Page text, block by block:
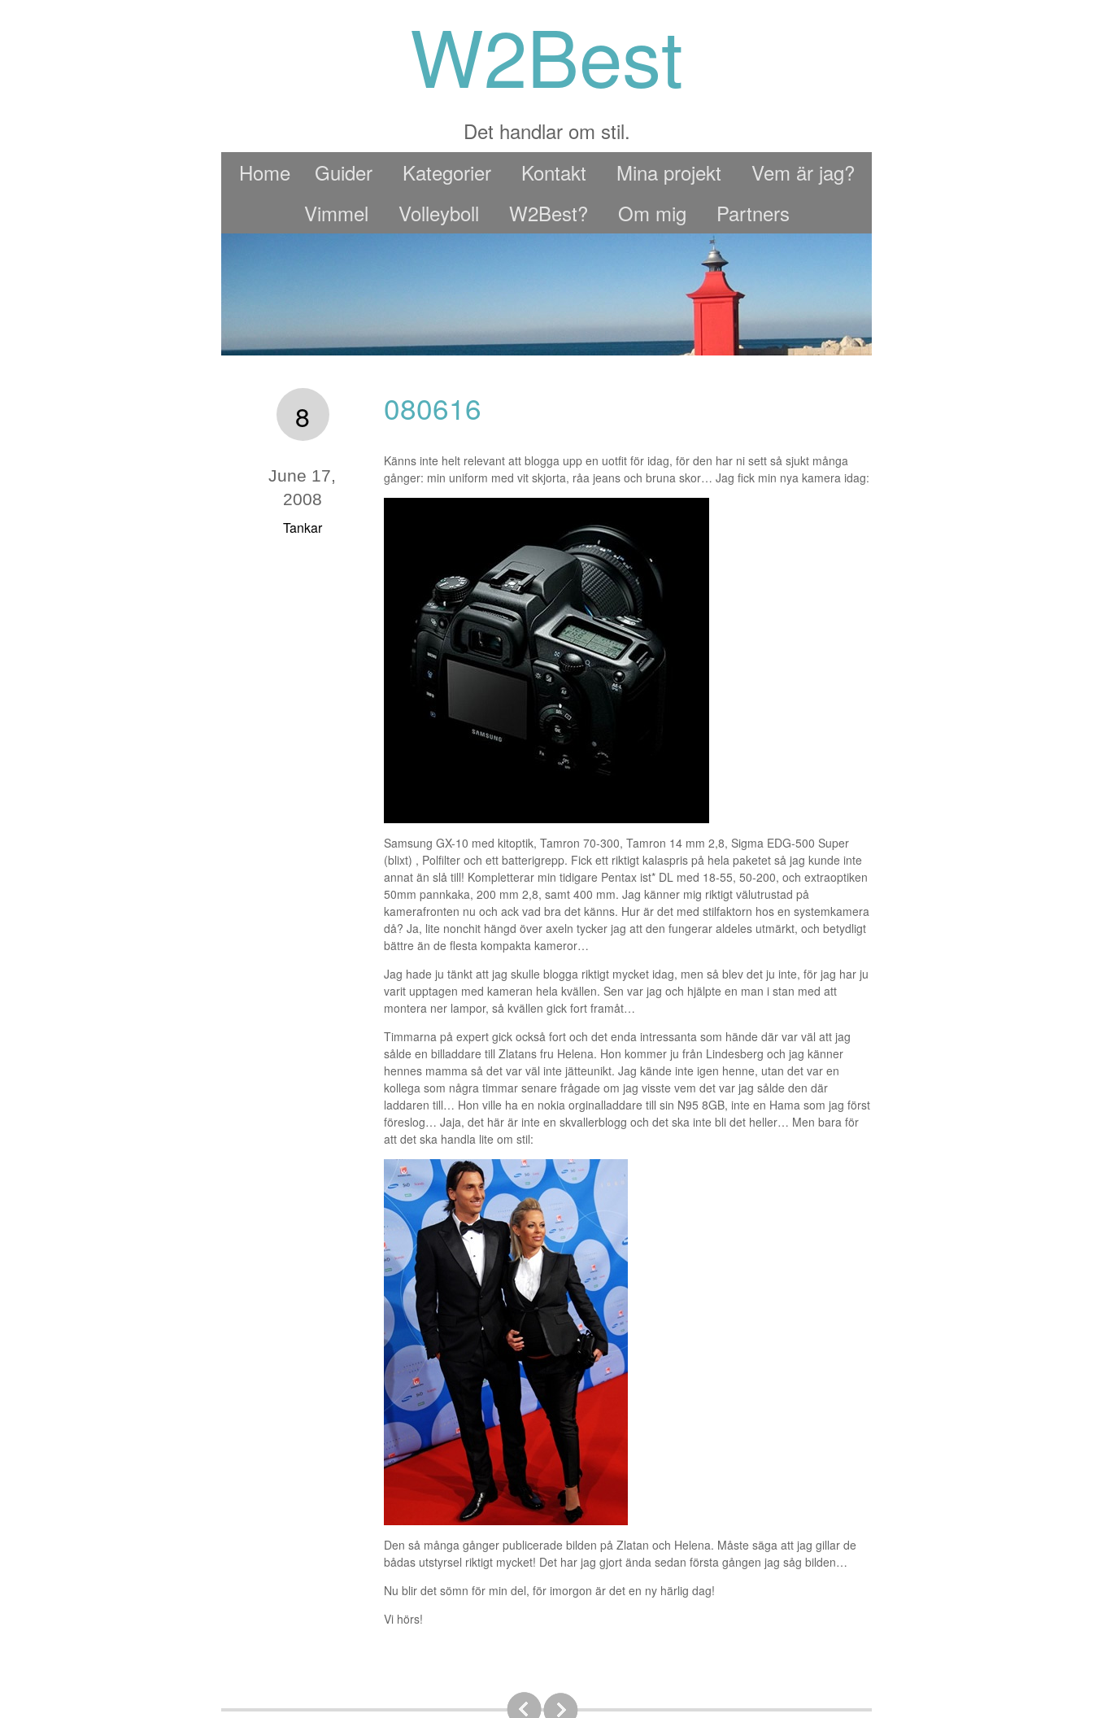
W2Best
Det handlar om stil.
Home
Guider Kategorier Kontakt Mina projekt
Vem är jag?
Vimmel
Volleyboll W2Best? Om mig Partners
8
June 17,
2008
Tankar
080616
Känns inte helt relevant att blogga upp en uotfit för idag, för den har ni sett så sjukt många
gånger: min uniform med vit skjorta, råa jeans och bruna skor… Jag fick min nya kamera idag:
Samsung GX-10 med kitoptik, Tamron 70-300, Tamron 14 mm 2,8, Sigma EDG-500 Super
(blixt) , Polfilter och ett batterigrepp. Fick ett riktigt kalaspris på hela paketet så jag kunde inte
annat än slå till! Kompletterar min tidigare Pentax ist* DL med 18-55, 50-200, och extraoptiken
50mm pannkaka, 200 mm 2,8, samt 400 mm. Jag känner mig riktigt välutrustad på
kamerafronten nu och ack vad bra det känns. Hur är det med stilfaktorn hos en systemkamera
då? Ja, lite nonchit hängd över axeln tycker jag att den fungerar aldeles utmärkt, och betydligt
bättre än de flesta kompakta kameror…
Jag hade ju tänkt att jag skulle blogga riktigt mycket idag, men så blev det ju inte, för jag har ju
varit upptagen med kameran hela kvällen. Sen var jag och hjälpte en man i stan med att
montera ner lampor, så kvällen gick fort framåt…
Timmarna på expert gick också fort och det enda intressanta som hände där var väl att jag
sålde en billaddare till Zlatans fru Helena. Hon kommer ju från Lindesberg och jag känner
hennes mamma så det var väl inte jätteunikt. Jag kände inte igen henne, utan det var en
kollega som några timmar senare frågade om jag visste vem det var jag sålde den där
laddaren till… Hon ville ha en nokia orginalladdare till sin N95 8GB, inte en Hama som jag först
föreslog… Jaja, det här är inte en skvallerblogg och det ska inte bli det heller… Men bara för
att det ska handla lite om stil:
Den så många gånger publicerade bilden på Zlatan och Helena. Måste säga att jag gillar de
bådas utstyrsel riktigt mycket! Det har jag gjort ända sedan första gången jag såg bilden…
Nu blir det sömn för min del, för imorgon är det en ny härlig dag!
Vi hörs!